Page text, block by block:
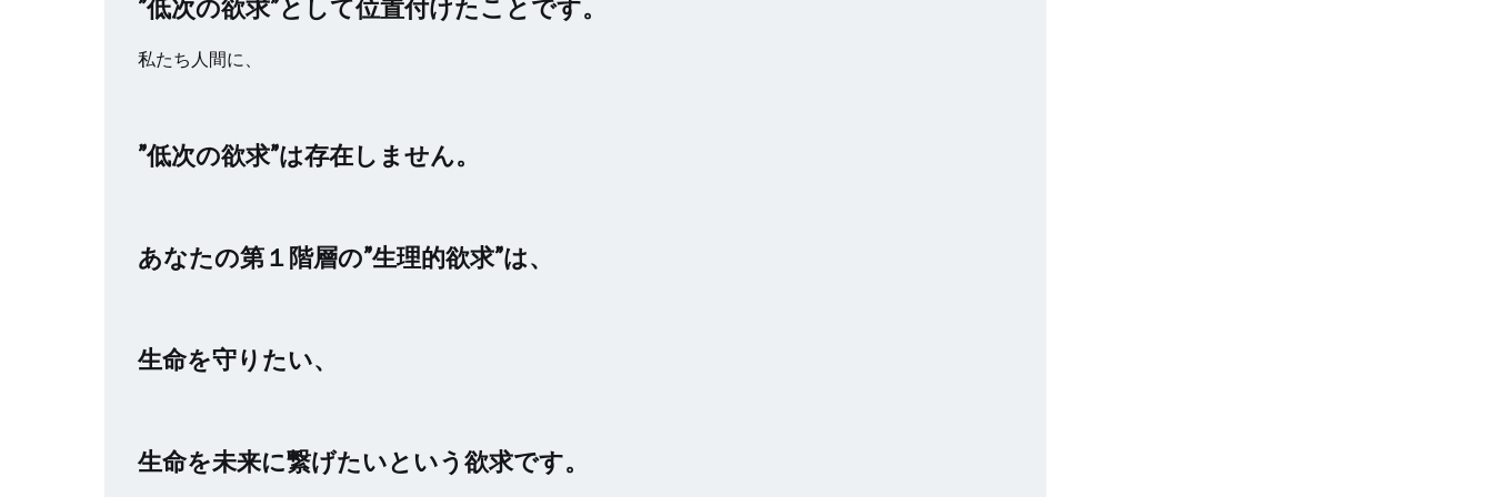
”低次の欲求”として位置付けたことです。
私たち人間に、
”低次の欲求”は存在しません。
あなたの第１階層の”生理的欲求”は、
生命を守りたい、
生命を未来に繋げたいという欲求です。